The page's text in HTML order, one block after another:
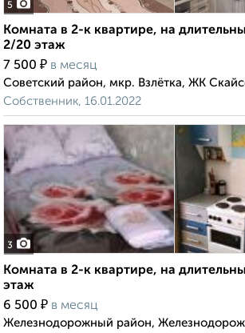
5
Комната в 2-к квартире, на
2/20 этаж
7 500 ₽ в месяц
Советский район, мкр. Взлётка, ЖК
Собственник, 16.01.2022
3
Комната в 2-к квартире, на
этаж
6 500 ₽ в месяц
Железнодорожный район,